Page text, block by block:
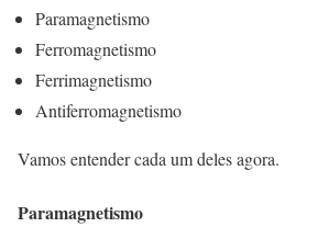
Paramagnetismo
Ferromagnetismo
Ferrimagnetismo
Antiferromagnetismo
Vamos entender cada um deles agora.
Paramagnetismo